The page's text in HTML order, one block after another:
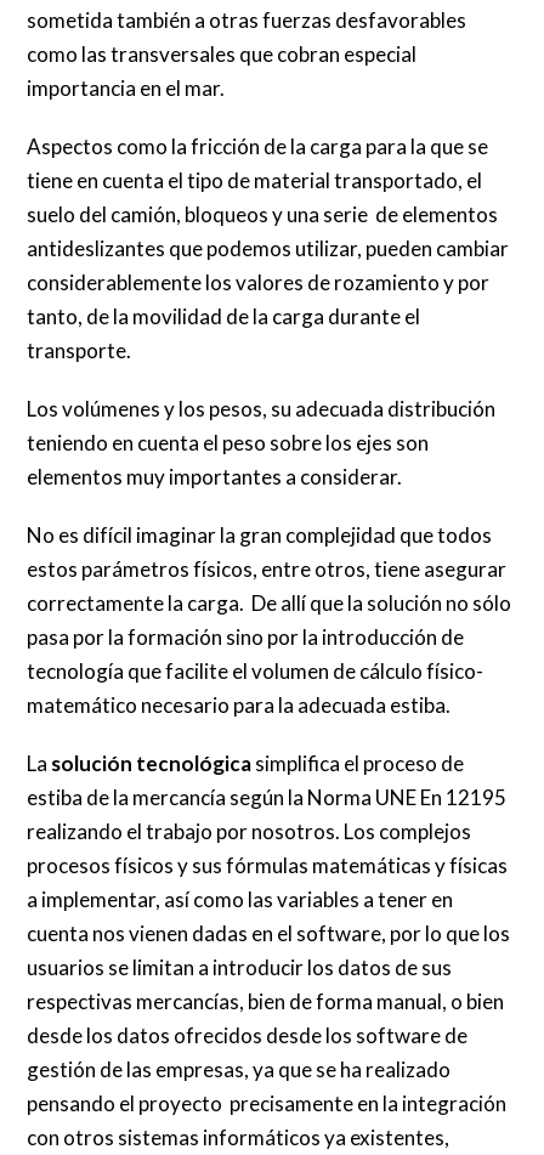
sometida también a otras fuerzas desfavorables
como las transversales que cobran especial
importancia en el mar.
Aspectos como la fricción de la carga para la que se
tiene en cuenta el tipo de material transportado, el
suelo del camión, bloqueos y una serie de elementos
antideslizantes que podemos utilizar, pueden cambiar
considerablemente los valores de rozamiento y por
tanto, de la movilidad de la carga durante el
transporte.
Los volúmenes y los pesos, su adecuada distribución
teniendo en cuenta el peso sobre los ejes son
elementos muy importantes a considerar.
No es difícil imaginar la gran complejidad que todos
estos parámetros físicos, entre otros, tiene asegurar
correctamente la carga. De allí que la solución no sólo
pasa por la formación sino por la introducción de
tecnología que facilite el volumen de cálculo físico-
matemático necesario para la adecuada estiba.
La solución tecnológicasimplifica el proceso de
estiba de la mercancía según la Norma UNE En 12195
realizando el trabajo por nosotros. Los complejos
procesos físicos y sus fórmulas matemáticas y físicas
a implementar, así como las variables a tener en
cuenta nos vienen dadas en el software, por lo que los
usuarios se limitan a introducir los datos de sus
respectivas mercancías, bien de forma manual, o bien
desde los datos ofrecidos desde los software de
gestión de las empresas, ya que se ha realizado
pensando el proyecto precisamente en la integración
con otros sistemas informáticos ya existentes,